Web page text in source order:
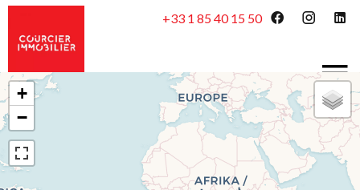
+33 1 85 40 15 50
+
−